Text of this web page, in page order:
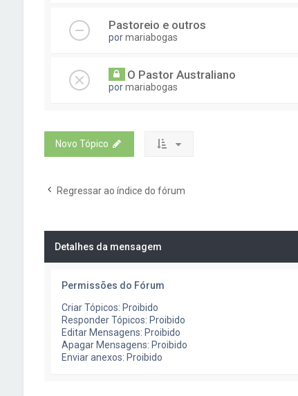
Pastoreio e outros
pormariabogas
O Pastor Australiano
pormariabogas
Novo Tópico
Regressar ao índice do fórum
Detalhes da mensagem
Permissões do Fórum
Criar Tópicos: Proibido
Responder Tópicos: Proibido
Editar Mensagens: Proibido
Apagar Mensagens: Proibido
Enviar anexos: Proibido